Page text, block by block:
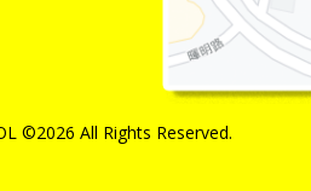
©2026 All Rights Reserved.